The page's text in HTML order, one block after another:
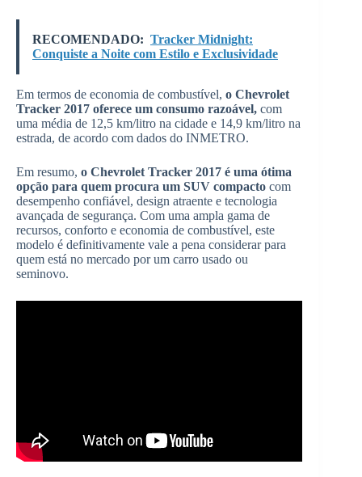
RECOMENDADO: Tracker Midnight:
Conquiste a Noite com Estilo e Exclusividade
Em termos de economia de combustível, o Chevrolet
Tracker 2017 oferece um consumo razoável, com
uma média de 12,5 km/litro na cidade e 14,9 km/litro na
estrada, de acordo com dados do INMETRO.
Em resumo, o Chevrolet Tracker 2017 é uma ótima
opção para quem procura um SUV compacto com
desempenho confiável, design atraente e tecnologia
avançada de segurança. Com uma ampla gama de
recursos, conforto e economia de combustível, este
modelo é definitivamente vale a pena considerar para
quem está no mercado por um carro usado ou
seminovo.